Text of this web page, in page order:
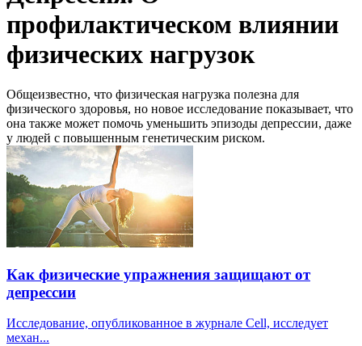
профилактическом влиянии
физических нагрузок
Общеизвестно, что физическая нагрузка полезна для
физического здоровья, но новое исследование показывает, что
она также может помочь уменьшить эпизоды депрессии, даже
у людей с повышенным генетическим риском.
Как физические упражнения защищают от
депрессии
Исследование, опубликованное в журнале Cell, исследует
механ...